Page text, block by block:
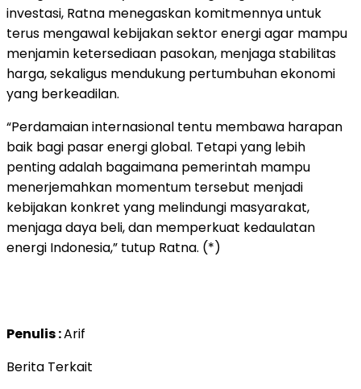
investasi, Ratna menegaskan komitmennya untuk
terus mengawal kebijakan sektor energi agar mampu
menjamin ketersediaan pasokan, menjaga stabilitas
harga, sekaligus mendukung pertumbuhan ekonomi
yang berkeadilan.
“Perdamaian internasional tentu membawa harapan
baik bagi pasar energi global. Tetapi yang lebih
penting adalah bagaimana pemerintah mampu
menerjemahkan momentum tersebut menjadi
kebijakan konkret yang melindungi masyarakat,
menjaga daya beli, dan memperkuat kedaulatan
energi Indonesia,” tutup Ratna. (*)
Penulis :Arif
Berita Terkait